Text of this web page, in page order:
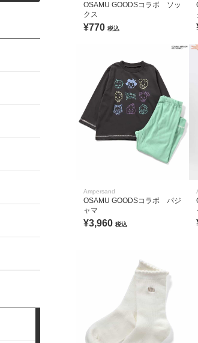
OSAMU GOODSコラボ ソッ
クス
¥770 税込
Ampersand
OSAMU GOODSコラボ パジ
ャマ
¥3,960 税込